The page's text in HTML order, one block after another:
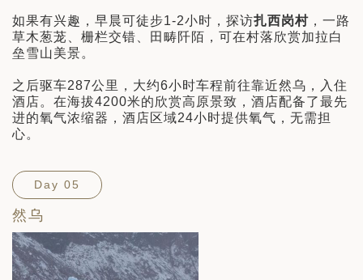
如果有兴趣，早晨可徒步1-2小时，探访扎西岗村 ，一路
草木葱茏、栅栏交错、田畴阡陌，可在村落欣赏加拉白
垒雪山美景。
之后驱车287公里，大约6小时车程前往靠近然乌，入住
酒店。在海拔4200米的欣赏高原景致，酒店配备了最先
进的氧气浓缩器，酒店区域24小时提供氧气，无需担
心。
Day 05
然乌